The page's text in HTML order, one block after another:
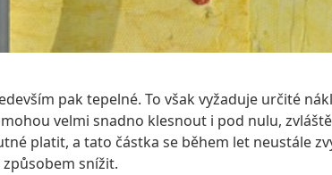
pak tepelné. To však vyžaduje určité
velmi snadno klesnout i pod nulu,
platit, a tato částka se během let neustále
snížit.